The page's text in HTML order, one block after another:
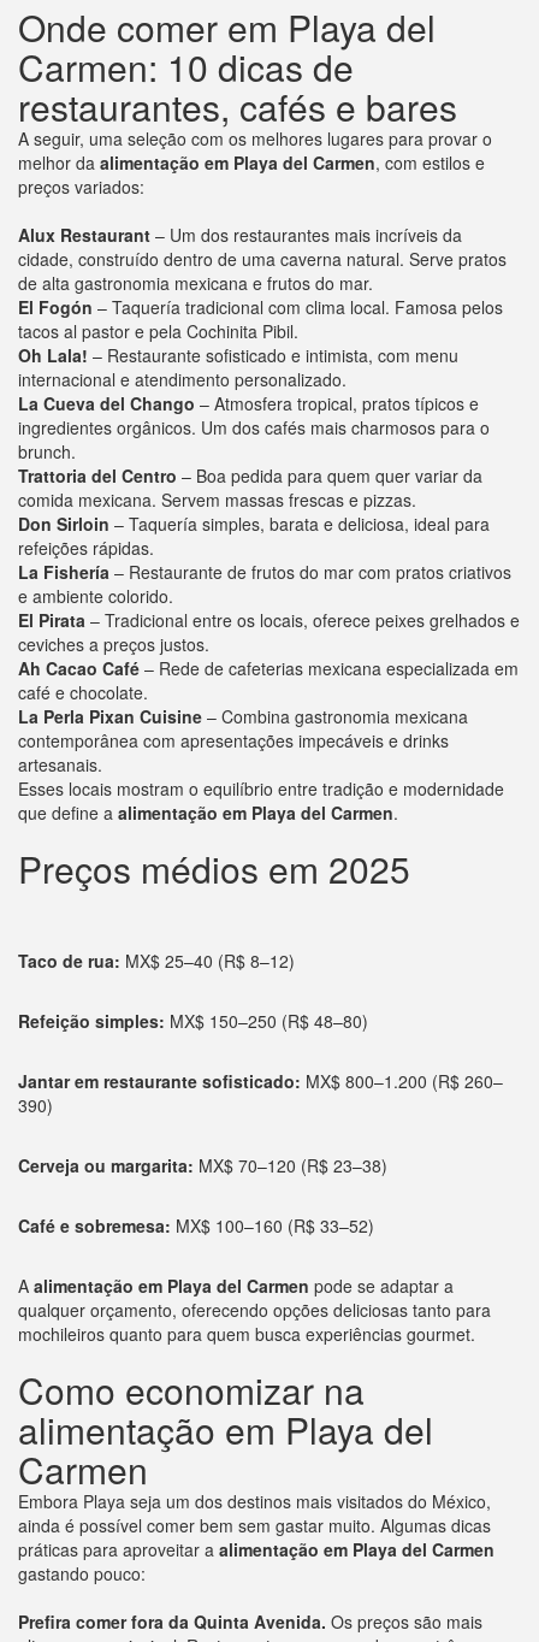
Onde comer em Playa del
Carmen: 10 dicas de
restaurantes, cafés e bares
A seguir, uma seleção com os melhores lugares para provar o
melhor da alimentação em Playa del Carmen, com estilos e
preços variados:
Alux Restaurant – Um dos restaurantes mais incríveis da
cidade, construído dentro de uma caverna natural. Serve pratos
de alta gastronomia mexicana e frutos do mar.
El Fogón – Taquería tradicional com clima local. Famosa pelos
tacos al pastor e pela Cochinita Pibil.
Oh Lala! – Restaurante sofisticado e intimista, com menu
internacional e atendimento personalizado.
La Cueva del Chango – Atmosfera tropical, pratos típicos e
ingredientes orgânicos. Um dos cafés mais charmosos para o
brunch.
Trattoria del Centro – Boa pedida para quem quer variar da
comida mexicana. Servem massas frescas e pizzas.
Don Sirloin – Taquería simples, barata e deliciosa, ideal para
refeições rápidas.
La Fishería – Restaurante de frutos do mar com pratos criativos
e ambiente colorido.
El Pirata – Tradicional entre os locais, oferece peixes grelhados e
ceviches a preços justos.
Ah Cacao Café – Rede de cafeterias mexicana especializada em
café e chocolate.
La Perla Pixan Cuisine – Combina gastronomia mexicana
contemporânea com apresentações impecáveis e drinks
artesanais.
Esses locais mostram o equilíbrio entre tradição e modernidade
que define a alimentação em Playa del Carmen.
Preços médios em 2025
Taco de rua: MX$ 25–40 (R$ 8–12)
Refeição simples: MX$ 150–250 (R$ 48–80)
Jantar em restaurante sofisticado: MX$ 800–1.200 (R$ 260–
390)
Cerveja ou margarita: MX$ 70–120 (R$ 23–38)
Café e sobremesa: MX$ 100–160 (R$ 33–52)
A alimentação em Playa del Carmen pode se adaptar a
qualquer orçamento, oferecendo opções deliciosas tanto para
mochileiros quanto para quem busca experiências gourmet.
Como economizar na
alimentação em Playa del
Carmen
Embora Playa seja um dos destinos mais visitados do México,
ainda é possível comer bem sem gastar muito. Algumas dicas
práticas para aproveitar a alimentação em Playa del Carmen
gastando pouco:
Prefira comer fora da Quinta Avenida. Os preços são mais